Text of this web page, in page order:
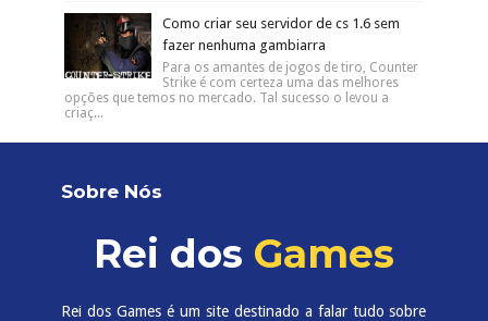
Como criar seu servidor de cs 1.6 sem
fazer nenhuma gambiarra
Para os amantes de jogos de tiro, Counter
Strike é com certeza uma das melhores
opções que temos no mercado. Tal sucesso o levou a
criaç...
Sobre Nós
Rei dos Games
Rei dos Games é um site destinado a falar tudo sobre